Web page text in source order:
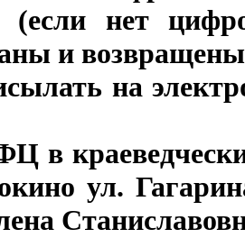
(если нет
и
на
в
ул.